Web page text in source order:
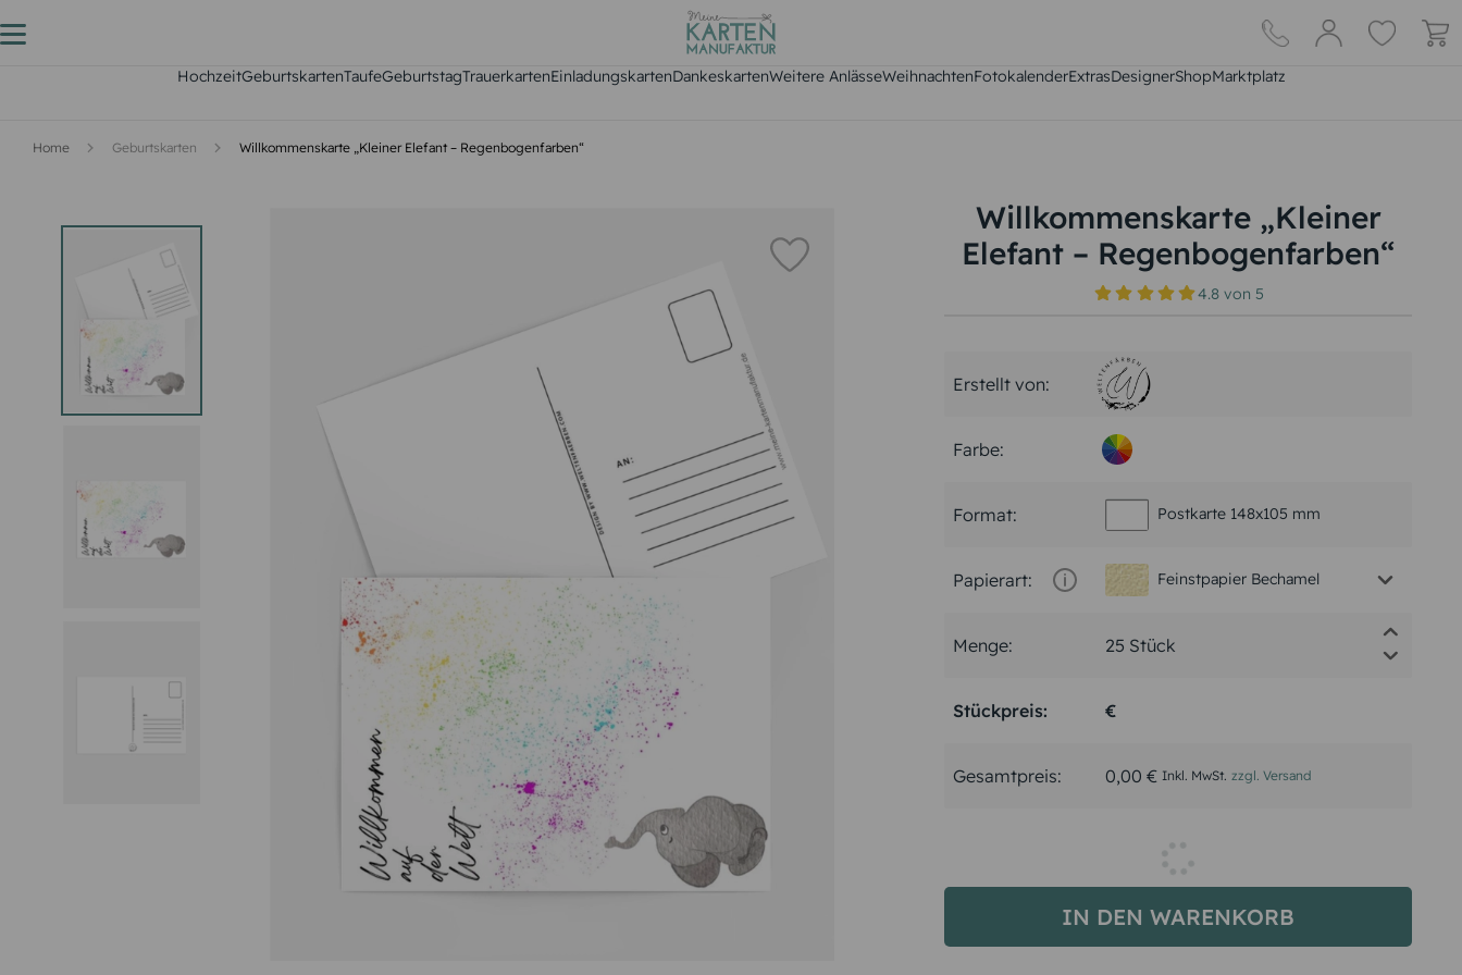
HochzeitGeburtskartenTaufeGeburtstagTrauerkartenEinladungskartenDankeskartenWeitere AnlässeWeihnachtenFotokalenderExtrasDesignerShopMarktplatz
Home Geburtskarten Willkommenskarte „Kleiner Elefant – Regenbogenfarben“
Willkommenskarte „Kleiner
Elefant – Regenbogenfarben“
4.8von 5
Erstellt von:
Farbe:
Format: Postkarte 148x105 mm
Papierart: Feinstpapier Bechamel
Menge:
Stückpreis: 2,55 €
Gesamtpreis: 63,75 € Inkl. MwSt. zzgl. Versand
IN DEN WARENKORB